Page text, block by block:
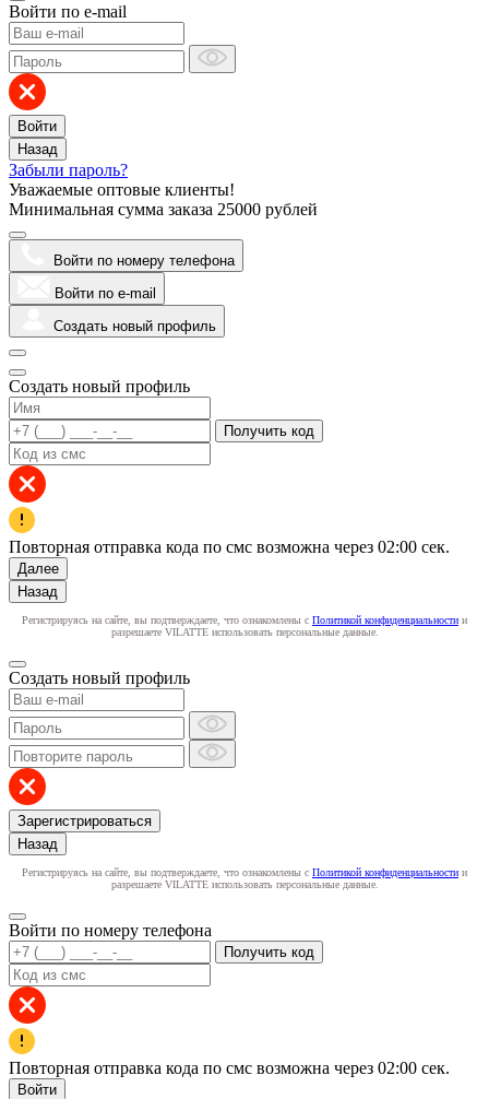
Войти по e-mail
Войти
Назад
Забыли пароль?
Уважаемые оптовые клиенты!
Минимальная сумма заказа 25000 рублей
Войти по номеру телефона
Войти по e-mail
Создать новый профиль
Создать новый профиль
Получить код
Повторная отправка кода по смс возможна через 02:00 сек.
Далее
Назад
Регистрируясь на сайте, вы подтверждаете, что ознакомлены с Политикой конфиденциальности и
разрешаете VILATTE использовать персональные данные.
Создать новый профиль
Зарегистрироваться
Назад
Регистрируясь на сайте, вы подтверждаете, что ознакомлены с Политикой конфиденциальности и
разрешаете VILATTE использовать персональные данные.
Войти по номеру телефона
Получить код
Повторная отправка кода по смс возможна через 02:00 сек.
Войти